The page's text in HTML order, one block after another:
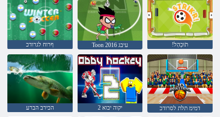
ףרוח לגרודכ Toon 2016 עיבג !תֹוּכַהְל
הכירב הברע 2 יקוה יבוא דמימ תלת לסרודכ